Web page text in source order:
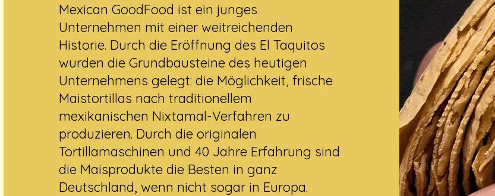
​Mexican GoodFood ist ein junges
Unternehmen mit einer weitreichenden
Historie. Durch die Eröffnung des El Taquitos
wurden die Grundbausteine des heutigen
Unternehmens gelegt: die Möglichkeit, frische
Maistortillas nach traditionellem
mexikanischen Nixtamal-Verfahren zu
produzieren. Durch die originalen
Tortillamaschinen und 40 Jahre Erfahrung sind
die Maisprodukte die Besten in ganz
Deutschland, wenn nicht sogar in Europa.